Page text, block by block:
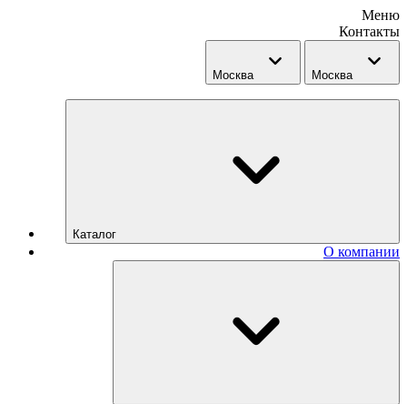
Меню
Контакты
Москва Москва
Каталог
О компании